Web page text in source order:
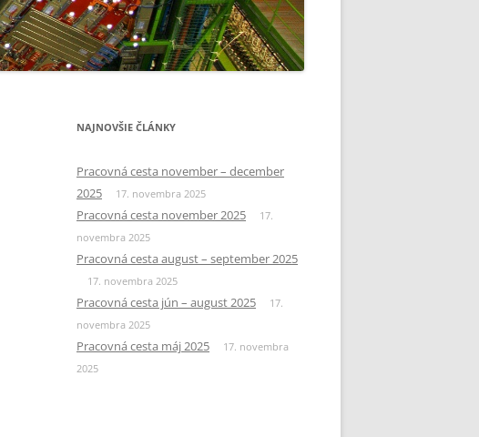
NAJNOVŠIE ČLÁNKY
Pracovná cesta november – december
2025
17. novembra 2025
Pracovná cesta november 2025
17.
novembra 2025
Pracovná cesta august – september 2025
17. novembra 2025
Pracovná cesta jún – august 2025
17.
novembra 2025
Pracovná cesta máj 2025
17. novembra
2025